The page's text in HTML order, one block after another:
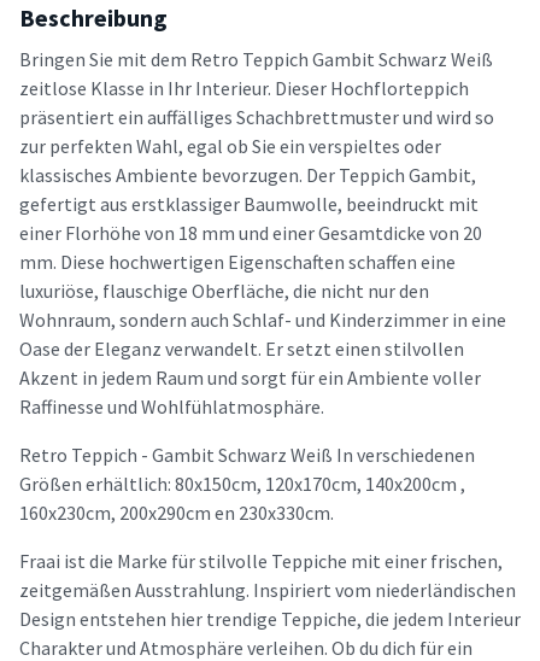
Beschreibung
Bringen Sie mit dem Retro Teppich Gambit Schwarz Weiß
zeitlose Klasse in Ihr Interieur. Dieser Hochflorteppich
präsentiert ein auffälliges Schachbrettmuster und wird so
zur perfekten Wahl, egal ob Sie ein verspieltes oder
klassisches Ambiente bevorzugen. Der Teppich Gambit,
gefertigt aus erstklassiger Baumwolle, beeindruckt mit
einer Florhöhe von 18 mm und einer Gesamtdicke von 20
mm. Diese hochwertigen Eigenschaften schaffen eine
luxuriöse, flauschige Oberfläche, die nicht nur den
Wohnraum, sondern auch Schlaf- und Kinderzimmer in eine
Oase der Eleganz verwandelt. Er setzt einen stilvollen
Akzent in jedem Raum und sorgt für ein Ambiente voller
Raffinesse und Wohlfühlatmosphäre.
Retro Teppich - Gambit Schwarz Weiß In verschiedenen
Größen erhältlich: 80x150cm, 120x170cm, 140x200cm ,
160x230cm, 200x290cm en 230x330cm.
Fraai ist die Marke für stilvolle Teppiche mit einer frischen,
zeitgemäßen Ausstrahlung. Inspiriert vom niederländischen
Design entstehen hier trendige Teppiche, die jedem Interieur
Charakter und Atmosphäre verleihen. Ob du dich für ein